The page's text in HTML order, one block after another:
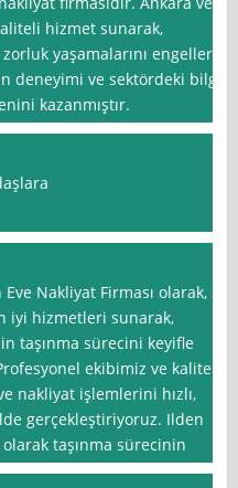
hizmet sunarak,
yaşamalarını engeller.
deneyimi ve sektördeki bilgi
kazanmıştır.
Nakliyat Firması olarak,
iyi hizmetleri sunarak,
taşınma sürecini keyifle
ekibimiz ve kaliteli
nakliyat işlemlerini hızlı,
gerçekleştiriyoruz. Ilden
taşınma sürecinin